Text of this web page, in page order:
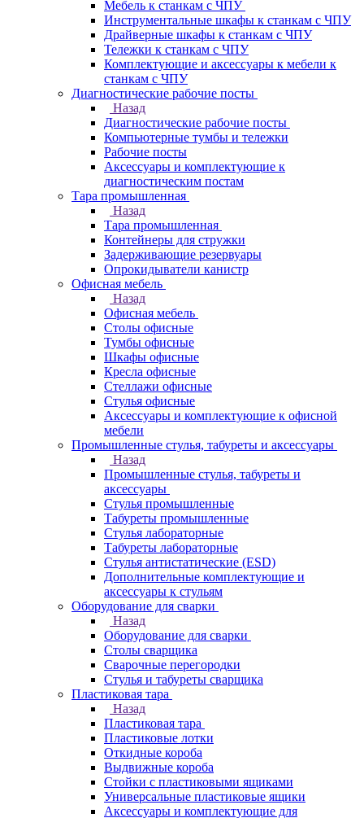
Мебель к станкам с ЧПУ
Инструментальные шкафы к станкам с ЧПУ
Драйверные шкафы к станкам с ЧПУ
Тележки к станкам с ЧПУ
Комплектующие и аксессуары к мебели к
станкам с ЧПУ
Диагностические рабочие посты
Назад
Диагностические рабочие посты
Компьютерные тумбы и тележки
Рабочие посты
Аксессуары и комплектующие к
диагностическим постам
Тара промышленная
Назад
Тара промышленная
Контейнеры для стружки
Задерживающие резервуары
Опрокидыватели канистр
Офисная мебель
Назад
Офисная мебель
Столы офисные
Тумбы офисные
Шкафы офисные
Кресла офисные
Стеллажи офисные
Стулья офисные
Аксессуары и комплектующие к офисной
мебели
Промышленные стулья, табуреты и аксессуары
Назад
Промышленные стулья, табуреты и
аксессуары
Стулья промышленные
Табуреты промышленные
Стулья лабораторные
Табуреты лабораторные
Стулья антистатические (ESD)
Дополнительные комплектующие и
аксессуары к стульям
Оборудование для сварки
Назад
Оборудование для сварки
Столы сварщика
Сварочные перегородки
Стулья и табуреты сварщика
Пластиковая тара
Назад
Пластиковая тара
Пластиковые лотки
Откидные короба
Выдвижные короба
Стойки с пластиковыми ящиками
Универсальные пластиковые ящики
Аксессуары и комплектующие для